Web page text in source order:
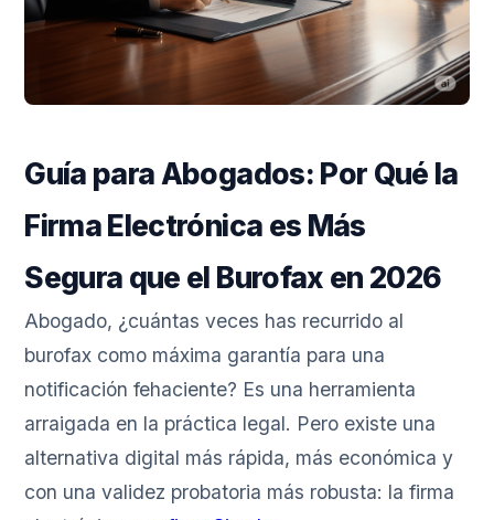
Guía para Abogados: Por Qué la
Firma Electrónica es Más
Segura que el Burofax en 2026
Abogado, ¿cuántas veces has recurrido al
burofax como máxima garantía para una
notificación fehaciente? Es una herramienta
arraigada en la práctica legal. Pero existe una
alternativa digital más rápida, más económica y
con una validez probatoria más robusta: la firma